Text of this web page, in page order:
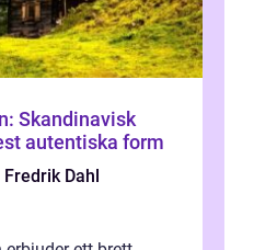
Skandinavisk
autentiska form
Fredrik Dahl